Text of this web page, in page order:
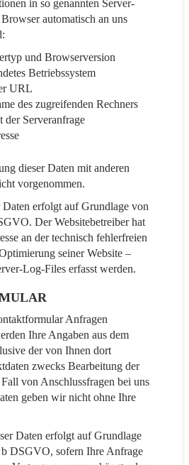
in so genannten Server-
automatisch an uns
und Browserversion
Betriebssystem
URL
des zugreifenden Rechners
der Serveranfrage
dieser Daten mit anderen
vorgenommen.
erfolgt auf Grundlage von
Der Websitebetreiber hat
an der technisch fehlerfreien
seiner Website –
Log-Files erfasst werden.
Anfragen
Ihre Angaben aus dem
der von Ihnen dort
zwecks Bearbeitung der
von Anschlussfragen bei uns
geben wir nicht ohne Ihre
Daten erfolgt auf Grundlage
DSGVO, sofern Ihre Anfrage